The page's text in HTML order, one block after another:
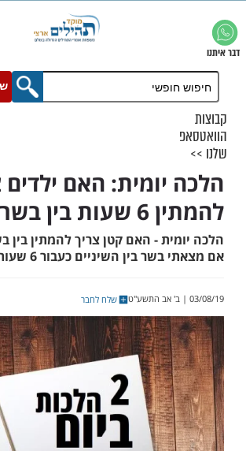
שלח
האם ילדים
לחלב?
- האם קטן צריך להמתין בין בשר
בין השיניים כעבור 6 שעות?
שלח לחבר